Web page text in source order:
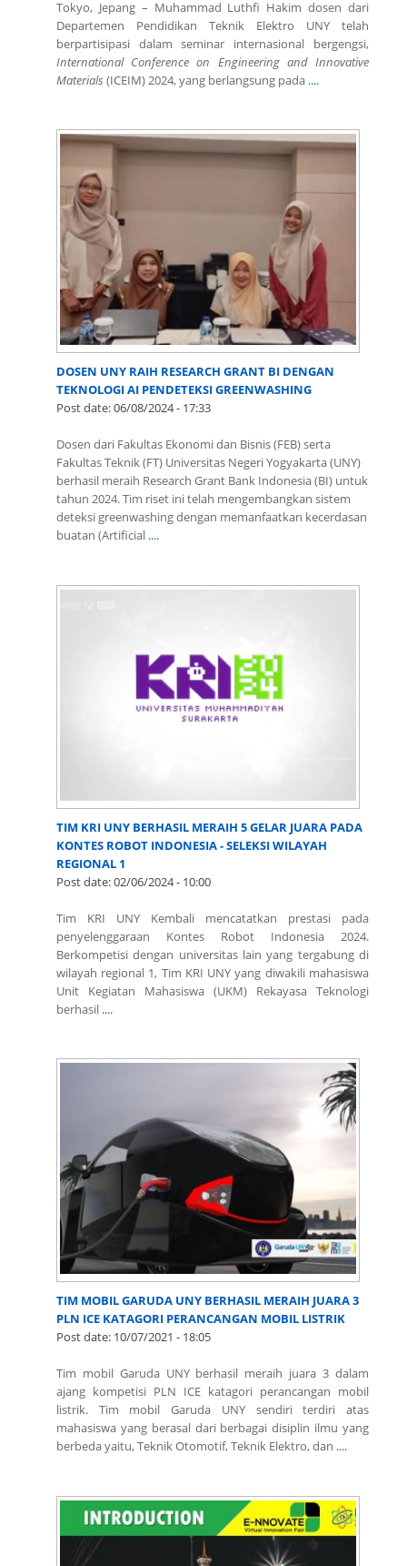
Tokyo, Jepang – Muhammad Luthfi Hakim dosen dari
Departemen Pendidikan Teknik Elektro UNY telah
berpartisipasi dalam seminar internasional bergengsi,
International Conference on Engineering and Innovative
Materials (ICEIM) 2024, yang berlangsung pada ....
DOSEN UNY RAIH RESEARCH GRANT BI DENGAN
TEKNOLOGI AI PENDETEKSI GREENWASHING
Post date:06/08/2024 - 17:33
Dosen dari Fakultas Ekonomi dan Bisnis (FEB) serta
Fakultas Teknik (FT) Universitas Negeri Yogyakarta (UNY)
berhasil meraih Research Grant Bank Indonesia (BI) untuk
tahun 2024. Tim riset ini telah mengembangkan sistem
deteksi greenwashing dengan memanfaatkan kecerdasan
buatan (Artificial ....
TIM KRI UNY BERHASIL MERAIH 5 GELAR JUARA PADA
KONTES ROBOT INDONESIA - SELEKSI WILAYAH
REGIONAL 1
Post date:02/06/2024 - 10:00
Tim KRI UNY Kembali mencatatkan prestasi pada
penyelenggaraan Kontes Robot Indonesia 2024.
Berkompetisi dengan universitas lain yang tergabung di
wilayah regional 1, Tim KRI UNY yang diwakili mahasiswa
Unit Kegiatan Mahasiswa (UKM) Rekayasa Teknologi
berhasil ....
TIM MOBIL GARUDA UNY BERHASIL MERAIH JUARA 3
PLN ICE KATAGORI PERANCANGAN MOBIL LISTRIK
Post date: 10/07/2021 - 18:05
Tim mobil Garuda UNY berhasil meraih juara 3 dalam
ajang kompetisi PLN ICE katagori perancangan mobil
listrik. Tim mobil Garuda UNY sendiri terdiri atas
mahasiswa yang berasal dari berbagai disiplin ilmu yang
berbeda yaitu, Teknik Otomotif, Teknik Elektro, dan ....